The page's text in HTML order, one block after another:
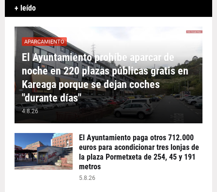
+ leído
APARCAMIENTO
El Ayuntamiento prohíbe aparcar de
noche en 220 plazas públicas gratis en
Kareaga porque se dejan coches
"durante días"
4.8.26
El Ayuntamiento paga otros 712.000
euros para acondicionar tres lonjas de
la plaza Pormetxeta de 254, 45 y 191
metros
5.8.26